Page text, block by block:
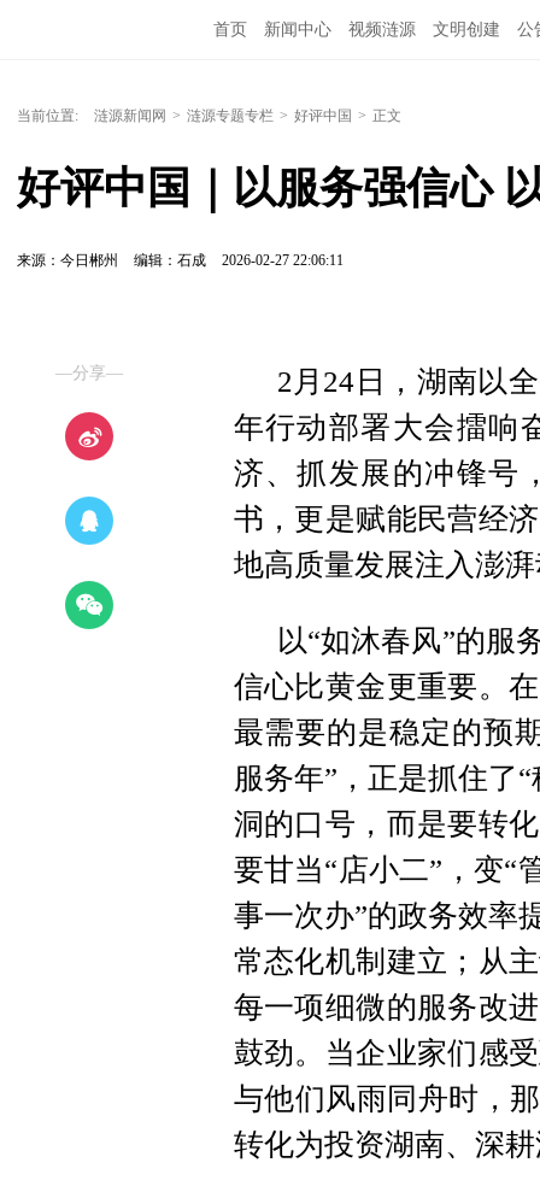
首页 新闻中心 视频涟源 文明创建 公
当前位置: 涟源新闻网 > 涟源专题专栏 > 好评中国 > 正文
好评中国｜以服务强信心
来源：今日郴州 编辑：石成 2026-02-27 22:06:11
—分享—
2月24日，湖南以
年行动部署大会擂响
济、抓发展的冲锋号
书，更是赋能民营经
地高质量发展注入澎
以“如沐春风”的服
信心比黄金更重要。
最需要的是稳定的预
服务年”，正是抓住了
洞的口号，而是要转
要甘当“店小二”，变“
事一次办”的政务效率
常态化机制建立；从
每一项细微的服务改
鼓劲。当企业家们感
与他们风雨同舟时，
转化为投资湖南、深